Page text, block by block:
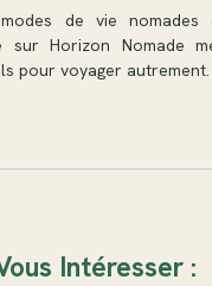
de vie nomades
sur Horizon Nomade
pour voyager autrement.
Intéresser :